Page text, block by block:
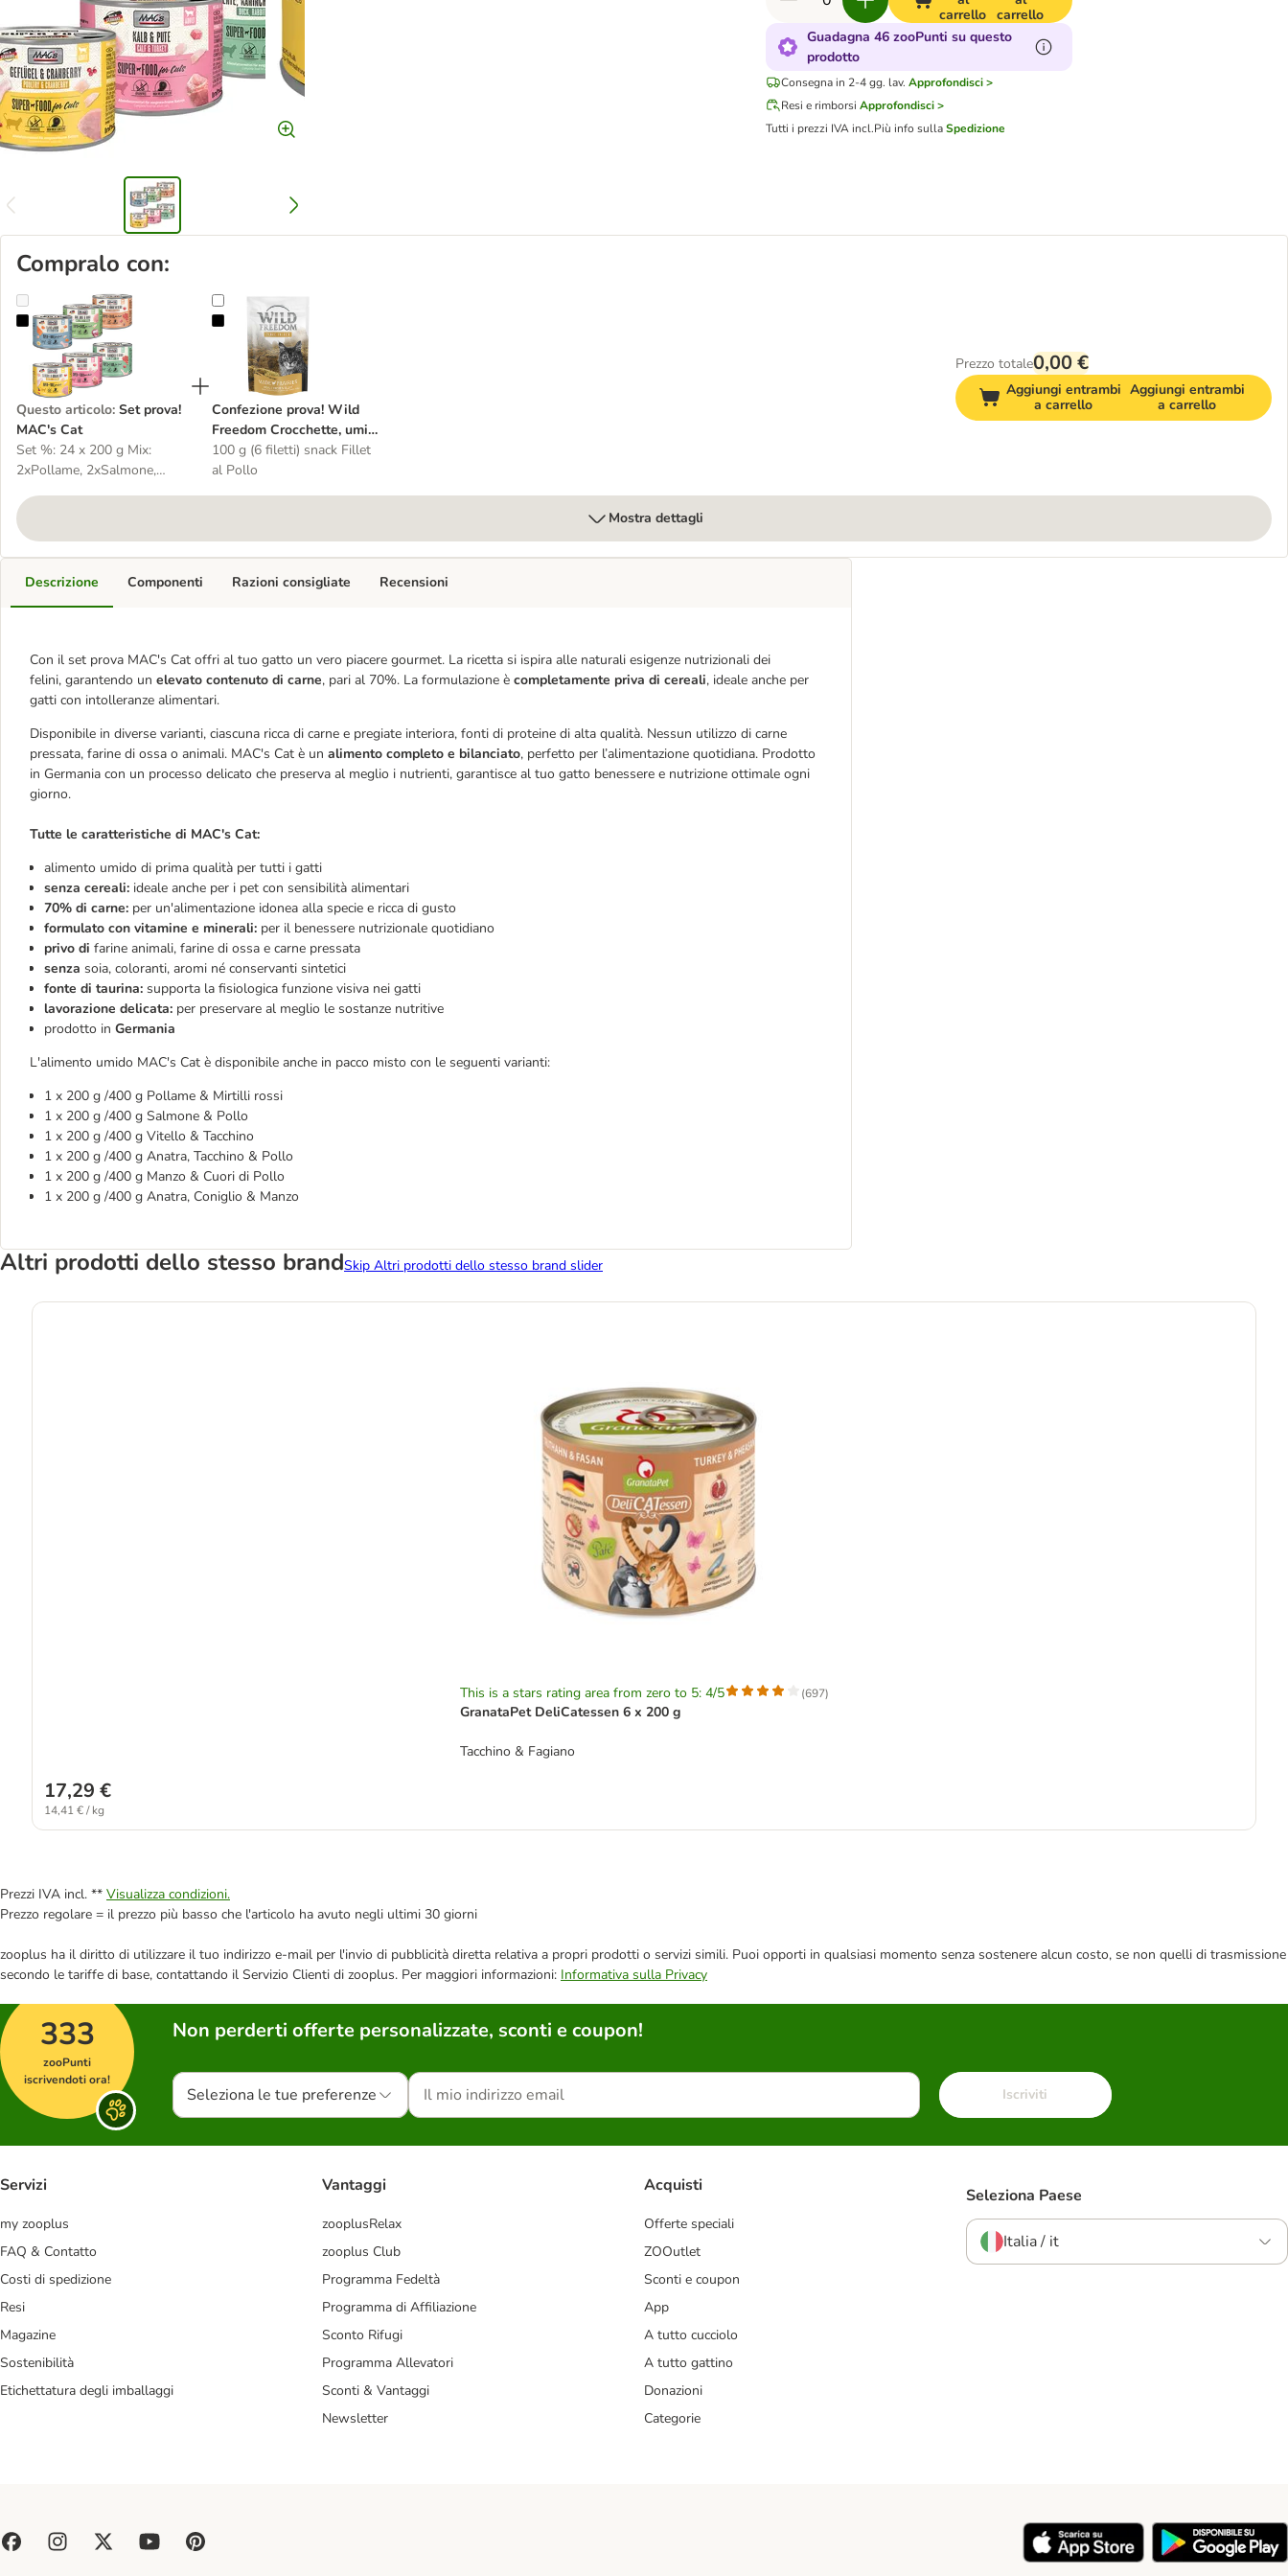
carrello carrello
Guadagna 46 zooPunti su questo
prodotto
Consegna in 2-4 gg. lav. Approfondisci >
Resi e rimborsi Approfondisci >
Tutti i prezzi IVA incl.Più info sullaSpedizione
Compralo con:
Set prova! MAC's Cat
Questo articolo: Set prova!
MAC's Cat
Set %: 24 x 200 g Mix:
2xPollame, 2xSalmone,
2xManzo, 2xConiglio
Confezione prova! Wild Freedom Crocchette, umido e snack per gatti
Confezione prova! Wild
Freedom Crocchette, umido
e snack per gatti
100 g (6 filetti) snack Fillet
al Pollo
Prezzo totale0,00 €
Aggiungi entrambi
a carrello
Aggiungi entrambi
a carrello
Mostra dettagli
Descrizione
Con il set prova MAC's Cat offri al tuo gatto un vero piacere gourmet. La ricetta si ispira alle naturali esigenze nutrizionali dei
felini, garantendo un elevato contenuto di carne, pari al 70%. La formulazione è completamente priva di cereali, ideale anche per
gatti con intolleranze alimentari.
Disponibile in diverse varianti, ciascuna ricca di carne e pregiate interiora, fonti di proteine di alta qualità. Nessun utilizzo di carne
pressata, farine di ossa o animali. MAC's Cat è un alimento completo e bilanciato, perfetto per l’alimentazione quotidiana. Prodotto
in Germania con un processo delicato che preserva al meglio i nutrienti, garantisce al tuo gatto benessere e nutrizione ottimale ogni
giorno.
Tutte le caratteristiche di MAC's Cat:
alimento umido di prima qualità per tutti i gatti
senza cereali: ideale anche per i pet con sensibilità alimentari
70% di carne: per un'alimentazione idonea alla specie e ricca di gusto
formulato con vitamine e minerali: per il benessere nutrizionale quotidiano
privo di farine animali, farine di ossa e carne pressata
senza soia, coloranti, aromi né conservanti sintetici
fonte di taurina: supporta la fisiologica funzione visiva nei gatti
lavorazione delicata: per preservare al meglio le sostanze nutritive
prodotto in Germania
L'alimento umido MAC's Cat è disponibile anche in pacco misto con le seguenti varianti:
1 x 200 g /400 g Pollame & Mirtilli rossi
1 x 200 g /400 g Salmone & Pollo
1 x 200 g /400 g Vitello & Tacchino
1 x 200 g /400 g Anatra, Tacchino & Pollo
1 x 200 g /400 g Manzo & Cuori di Pollo
1 x 200 g /400 g Anatra, Coniglio & Manzo
Componenti Razioni consigliate Recensioni
Altri prodotti dello stesso brandSkip Altri prodotti dello stesso brand slider
This is a stars rating area from zero to 5: 4/5 (697)
GranataPet DeliCatessen 6 x 200 g
Tacchino & Fagiano
17,29 €
14,41 € / kg
Prezzi IVA incl. ** Visualizza condizioni.
Prezzo regolare = il prezzo più basso che l'articolo ha avuto negli ultimi 30 giorni
zooplus ha il diritto di utilizzare il tuo indirizzo e-mail per l'invio di pubblicità diretta relativa a propri prodotti o servizi simili. Puoi opporti in qualsiasi momento senza sostenere alcun costo, se non quelli di trasmissione
secondo le tariffe di base, contattando il Servizio Clienti di zooplus. Per maggiori informazioni: Informativa sulla Privacy
333
zooPunti
iscrivendoti ora!
Non perderti offerte personalizzate, sconti e coupon!
Seleziona le tue preferenze Iscriviti
Servizi
my zooplus
FAQ & Contatto
Costi di spedizione
Resi
Magazine
Sostenibilità
Etichettatura degli imballaggi
Vantaggi
zooplusRelax
zooplus Club
Programma Fedeltà
Programma di Affiliazione
Sconto Rifugi
Programma Allevatori
Sconti & Vantaggi
Newsletter
Acquisti
Offerte speciali
ZOOutlet
Sconti e coupon
App
A tutto cucciolo
A tutto gattino
Donazioni
Categorie
Seleziona Paese
Italia / it